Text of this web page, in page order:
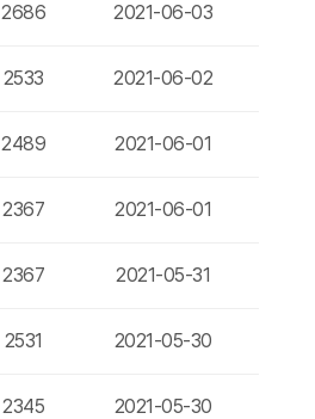
2686 2021-06-03
2533 2021-06-02
2489 2021-06-01
2367 2021-06-01
2367 2021-05-31
2531 2021-05-30
2345 2021-05-30